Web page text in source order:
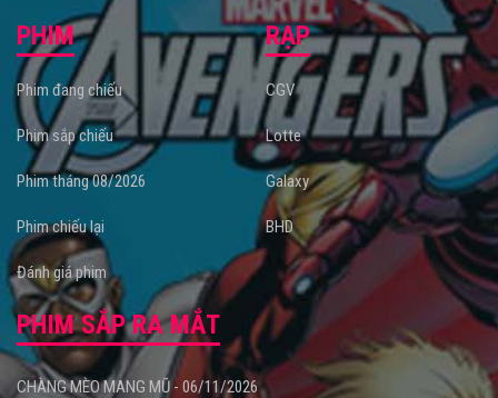
PHIM
Phim đang chiếu
Phim sắp chiếu
Phim tháng 08/2026
Phim chiếu lại
Đánh giá phim
RẠP
CGV
Lotte
Galaxy
BHD
PHIM SẮP RA MẮT
CHÀNG MÈO MANG MŨ - 06/11/2026